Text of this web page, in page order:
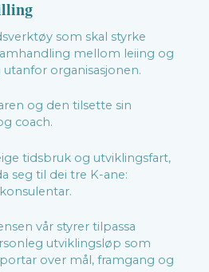
som skal styrke
mellom leiing og
utanfor organisasjonen.
og den tilsette sin
coach.
tidsbruk og utviklingsfart,
seg til dei tre K-ane:
vår styrer tilpassa
utviklingsløp som
over mål, framgang og